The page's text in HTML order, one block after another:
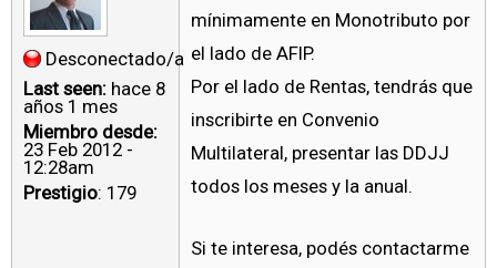
Desconectado/a
Last seen: hace 8
años 1 mes
Miembro desde:
23 Feb 2012 -
12:28am
Prestigio: 179
mínimamente en Monotributo por
el lado de AFIP.
Por el lado de Rentas, tendrás que
inscribirte en Convenio
Multilateral, presentar las DDJJ
todos los meses y la anual.
Si te interesa, podés contactarme